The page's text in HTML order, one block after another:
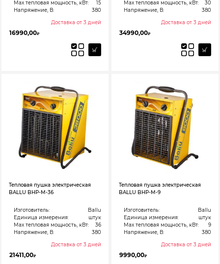
Max тепловая мощность, кВт:
15
Напряжение, В:
380
Доставка от 3 дней
16990,00₽
Max тепловая мощность, кВт:
30
Напряжение, В:
380
Доставка от 3 дней
34990,00₽
Тепловая пушка электрическая
BALLU BHP-M-36
Изготовитель:
Ballu
Единица измерения:
штук
Max тепловая мощность, кВт:
36
Напряжение, В:
380
Доставка от 3 дней
21411,00₽
Тепловая пушка электрическая
BALLU BHP-M-9
Изготовитель:
Ballu
Единица измерения:
штук
Max тепловая мощность, кВт:
9
Напряжение, В:
380
Доставка от 3 дней
9990,00₽